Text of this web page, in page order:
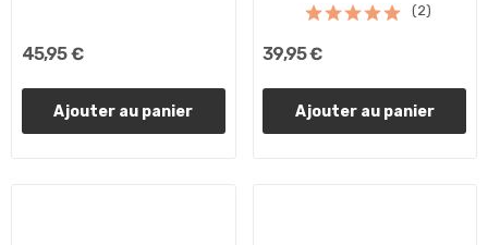
45,95 €
Ajouter au panier
(2)
39,95 €
Ajouter au panier